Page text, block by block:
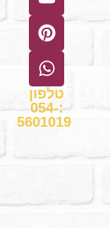
טלפון
:054-
5601019